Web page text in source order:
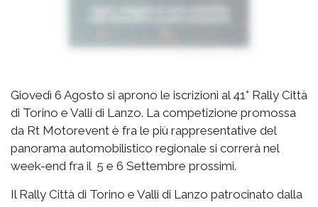
Giovedì 6 Agosto si aprono le iscrizioni al 41° Rally Città
di Torino e Valli di Lanzo. La competizione promossa
da Rt Motorevent è fra le più rappresentative del
panorama automobilistico regionale si correrà nel
week-end fra il 5 e 6 Settembre prossimi.
Il Rally Città di Torino e Valli di Lanzo patrocinato dalla